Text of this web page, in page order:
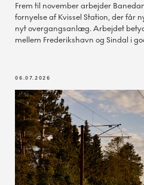
Frem til november arbejder
fornyelse af Kvissel Station, der får
nyt overgangsanlæg. Arbejdet
mellem Frederikshavn og Sindal i
06.07.2026